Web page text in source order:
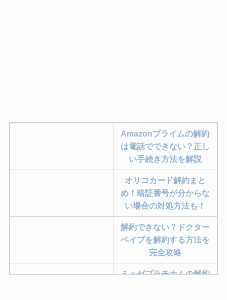
Amazonプライムの解約
は電話でできない？正し
い手続き方法を解説
オリコカード解約まと
め！暗証番号が分からな
い場合の対処方法も！
解約できない？ドクター
ベイプを解約する方法を
完全攻略
ミュゼプラチナムの解約